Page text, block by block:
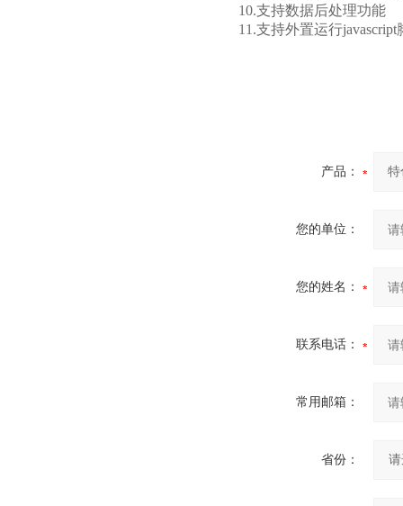
10.支持数据后处理功能
11.支持外置运行javascript
产品：
您的单位：
您的姓名：
联系电话：
常用邮箱：
省份：